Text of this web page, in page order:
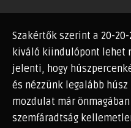
Szakértők szerint a 20-
kiváló kiindulópont lehet
jelenti, hogy
és nézzünk legalább
mozdulat már
szemfáradtság